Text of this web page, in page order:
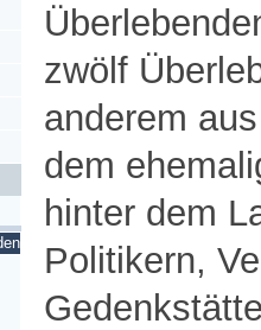
zwölf
anderem
dem
hinter dem
Politikern,